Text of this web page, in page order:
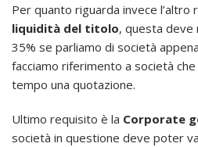
Per quanto riguarda invece l’altro
liquidità del titolo, questa deve
35% se parliamo di società
facciamo riferimento a società
tempo una quotazione.
Ultimo requisito è la Corporate
società in questione deve poter